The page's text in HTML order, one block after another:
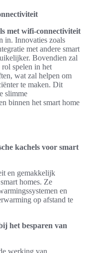
met wifi-connectiviteit
in. Innovaties zoals
met andere smart
Bovendien zal
spelen in het
wat zal helpen om
te maken. Dit
slimme
binnen het smart home
kachels voor smart
en gemakkelijk
homes. Ze
en
op afstand te
het besparen van
werking van